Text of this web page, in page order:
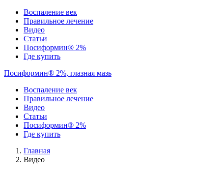
Воспаление век
Правильное лечение
Видео
Статьи
Посиформин® 2%
Где купить
Посиформин® 2%, глазная мазь
Воспаление век
Правильное лечение
Видео
Статьи
Посиформин® 2%
Где купить
Главная
Видео